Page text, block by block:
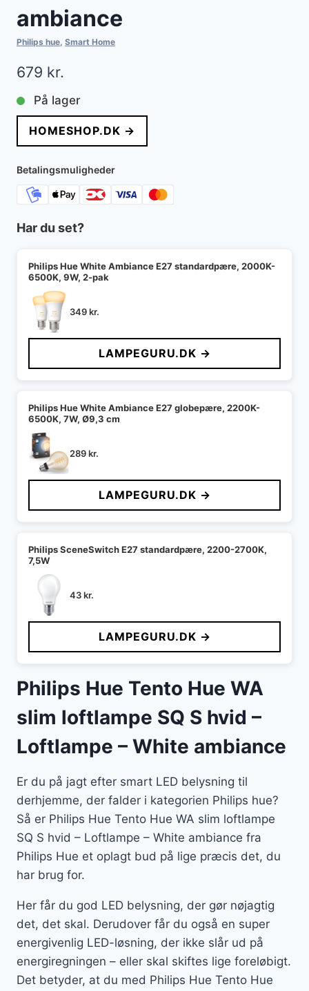
ambiance
Philips hue, Smart Home
679 kr.
På lager
HOMESHOP.DK →
Betalingsmuligheder
Har du set?
Philips Hue White Ambiance E27 standardpære, 2000K-
6500K, 9W, 2-pak
349kr.
LAMPEGURU.DK →
Philips Hue White Ambiance E27 globepære, 2200K-
6500K, 7W, Ø9,3 cm
289kr.
LAMPEGURU.DK →
Philips SceneSwitch E27 standardpære, 2200-2700K,
7,5W
43kr.
LAMPEGURU.DK →
Philips Hue Tento Hue WA
slim loftlampe SQ S hvid –
Loftlampe – White ambiance
Er du på jagt efter smart LED belysning til
derhjemme, der falder i kategorien Philips hue?
Så er Philips Hue Tento Hue WA slim loftlampe
SQ S hvid – Loftlampe – White ambiance fra
Philips Hue et oplagt bud på lige præcis det, du
har brug for.
Her får du god LED belysning, der gør nøjagtig
det, det skal. Derudover får du også en super
energivenlig LED-løsning, der ikke slår ud på
energiregningen – eller skal skiftes lige foreløbigt.
Det betyder, at du med Philips Hue Tento Hue